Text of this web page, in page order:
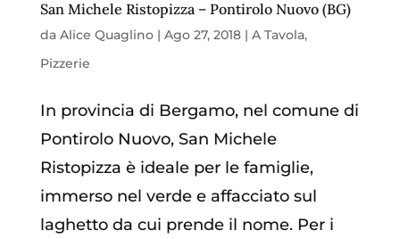
San Michele Ristopizza – Pontirolo Nuovo (BG)
da Alice Quaglino| Ago 27, 2018| A Tavola,
Pizzerie
In provincia di Bergamo, nel comune di
Pontirolo Nuovo, San Michele
Ristopizza è ideale per le famiglie,
immerso nel verde e affacciato sul
laghetto da cui prende il nome. Per i